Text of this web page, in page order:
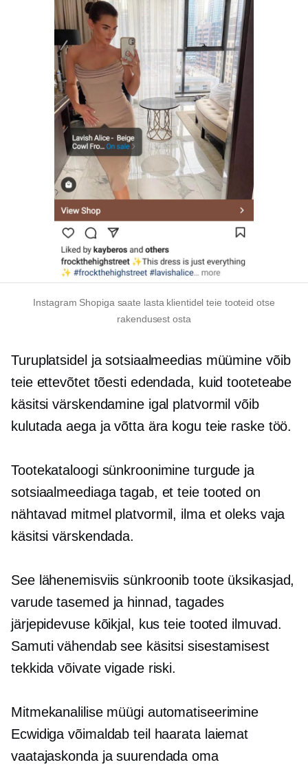
Instagram Shopiga saate lasta klientidel teie tooteid otse
rakendusest osta
Turuplatsidel ja sotsiaalmeedias müümine võib
teie ettevõtet tõesti edendada, kuid tooteteabe
käsitsi värskendamine igal platvormil võib
kulutada aega ja võtta ära kogu teie raske töö.
Tootekataloogi sünkroonimine turgude ja
sotsiaalmeediaga tagab, et teie tooted on
nähtavad mitmel platvormil, ilma et oleks vaja
käsitsi värskendada.
See lähenemisviis sünkroonib toote üksikasjad,
varude tasemed ja hinnad, tagades
järjepidevuse kõikjal, kus teie tooted ilmuvad.
Samuti vähendab see käsitsi sisestamisest
tekkida võivate vigade riski.
Mitmekanalilise müügi automatiseerimine
Ecwidiga võimaldab teil haarata laiemat
vaatajaskonda ja suurendada oma